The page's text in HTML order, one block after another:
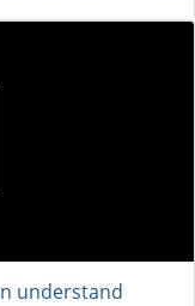
understand